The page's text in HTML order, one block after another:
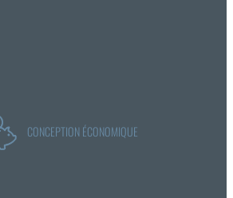
CONCEPTION ÉCONOMIQUE